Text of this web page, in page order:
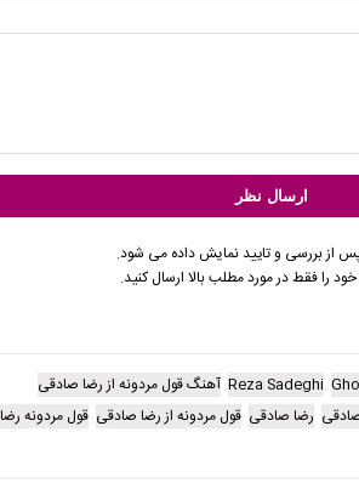
از بررسی و تایید نمایش داده می شود.
را فقط در مورد مطلب بالا ارسال کنید.
Reza Sadeghi آهنگ قول مردونه از رضا صادقی
رضا صادقی قول مردونه از رضا صادقی قول مردونه